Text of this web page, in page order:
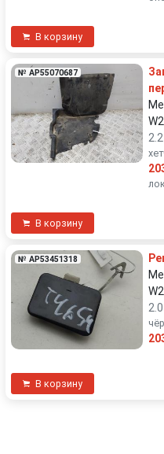
В корзину
№ AP55070687
В корзину
№ AP53451318
В корзину